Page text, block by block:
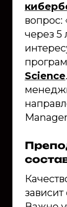
вопрос:
через 5
Science
зависит